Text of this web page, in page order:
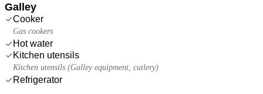
Galley
Cooker
Gas cookers
Hot water
Kitchen utensils
Kitchen utensils (Galley equipment, cutlery)
Refrigerator